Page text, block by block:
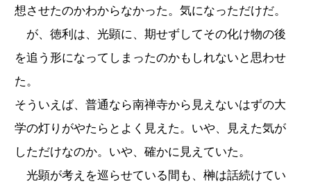
想させたのかわからなかった。気になっただけだ。
が、徳利は、光顕に、期せずしてその化け物の後
を追う形になってしまったのかもしれないと思わせ
た。
そういえば、普通なら南禅寺から見えないはずの大
学の灯りがやたらとよく見えた。いや、見えた気が
しただけなのか。いや、確かに見えていた。
光顕が考えを巡らせている間も、榊は話続けてい